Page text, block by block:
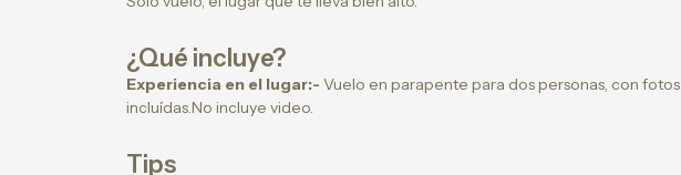
¿Qué incluye?
Experiencia en el lugar:- Vuelo en parapente para dos personas, con fotos
incluídas.No incluye video.
Tips